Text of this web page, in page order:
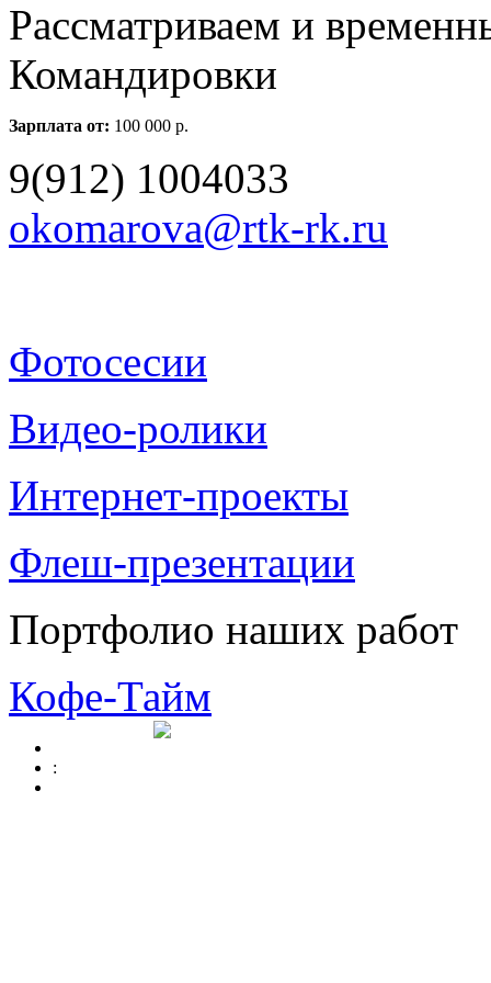
Рассматриваем и
Командировки
Зарплата от: 100 000 р.
9(912) 1004033
okomarova@rtk-rk.ru
Фотосесии
Видео-ролики
Интернет-проекты
Флеш-презентации
Портфолио наших работ
Кофе-Тайм
: